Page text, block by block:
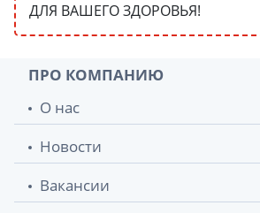
ДЛЯ ВАШЕГО ЗДОРОВЬЯ!
ПРО КОМПАНИЮ
О нас
Новости
Вакансии